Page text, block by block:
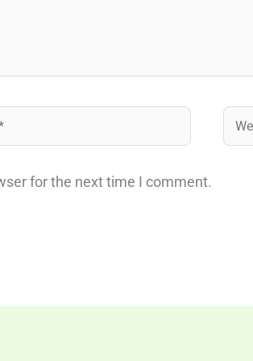
for the next time I comment.